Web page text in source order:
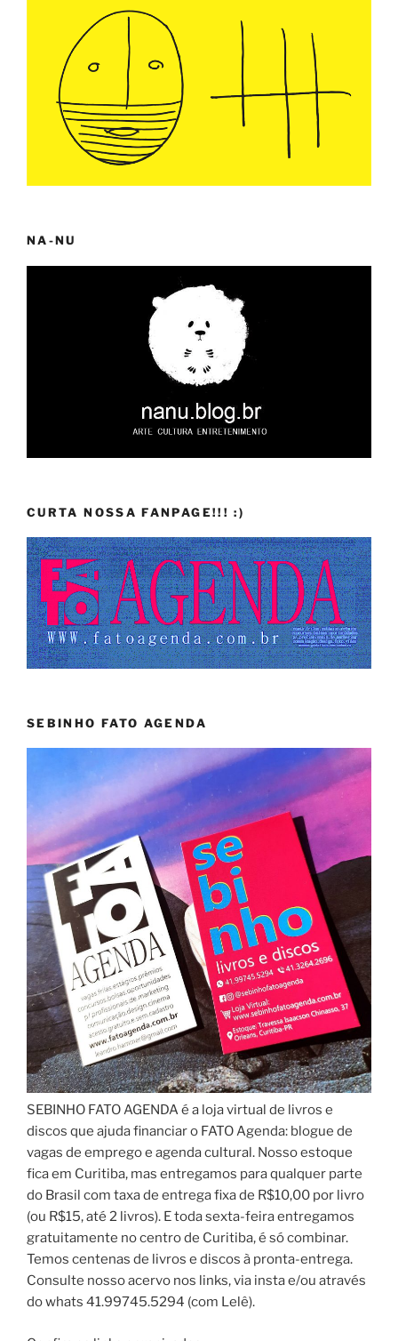
NA-NU
CURTA NOSSA FANPAGE!!! :)
SEBINHO FATO AGENDA
SEBINHO FATO AGENDA é a loja virtual de livros e
discos que ajuda financiar o FATO Agenda: blogue de
vagas de emprego e agenda cultural. Nosso estoque
fica em Curitiba, mas entregamos para qualquer parte
do Brasil com taxa de entrega fixa de R$10,00 por livro
(ou R$15, até 2 livros). E toda sexta-feira entregamos
gratuitamente no centro de Curitiba, é só combinar.
Temos centenas de livros e discos à pronta-entrega.
Consulte nosso acervo nos links, via insta e/ou através
do whats 41.99745.5294 (com Lelê).